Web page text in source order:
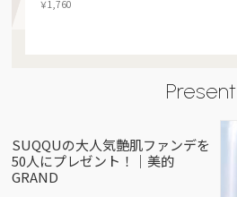
￥1,760
Present
SUQQUの大人気艶肌ファンデを
50人にプレゼント！｜美的
GRAND